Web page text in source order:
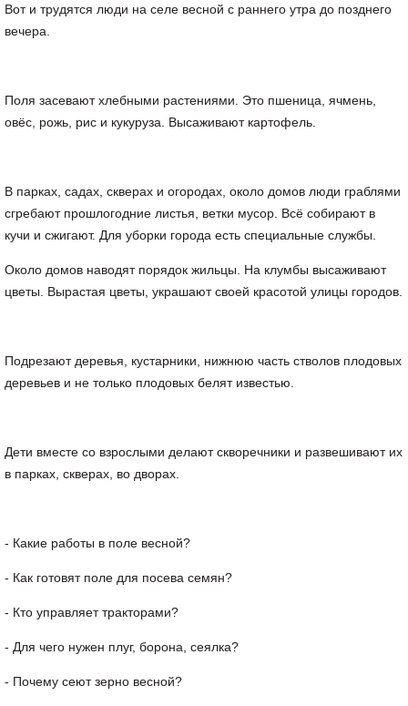
Вот и трудятся люди на селе весной с раннего утра до позднего
вечера.
Поля засевают хлебными растениями. Это пшеница, ячмень,
овёс, рожь, рис и кукуруза. Высаживают картофель.
В парках, садах, скверах и огородах, около домов люди граблями
сгребают прошлогодние листья, ветки мусор. Всё собирают в
кучи и сжигают. Для уборки города есть специальные службы.
Около домов наводят порядок жильцы. На клумбы высаживают
цветы. Вырастая цветы, украшают своей красотой улицы городов.
Подрезают деревья, кустарники, нижнюю часть стволов плодовых
деревьев и не только плодовых белят известью.
Дети вместе со взрослыми делают скворечники и развешивают их
в парках, скверах, во дворах.
- Какие работы в поле весной?
- Как готовят поле для посева семян?
- Кто управляет тракторами?
- Для чего нужен плуг, борона, сеялка?
- Почему сеют зерно весной?